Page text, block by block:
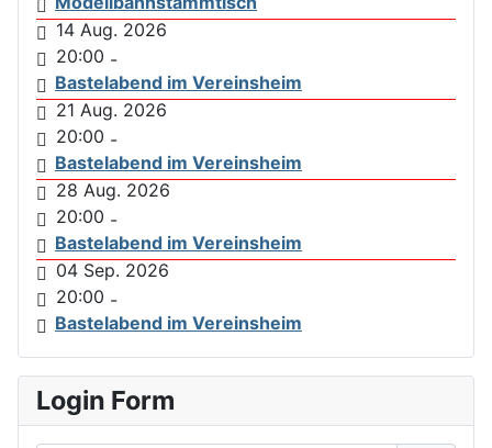
14 Aug. 2026
20:00 -
Bastelabend im Vereinsheim
21 Aug. 2026
20:00 -
Bastelabend im Vereinsheim
28 Aug. 2026
20:00 -
Bastelabend im Vereinsheim
04 Sep. 2026
20:00 -
Bastelabend im Vereinsheim
Login Form